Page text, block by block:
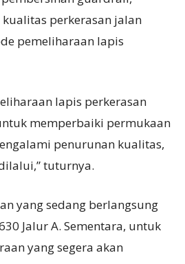
perkerasan jalan
pemeliharaan lapis
lapis perkerasan
memperbaiki permukaan
penurunan kualitas,
tuturnya.
yang sedang berlangsung
Jalur A. Sementara, untuk
yang segera akan